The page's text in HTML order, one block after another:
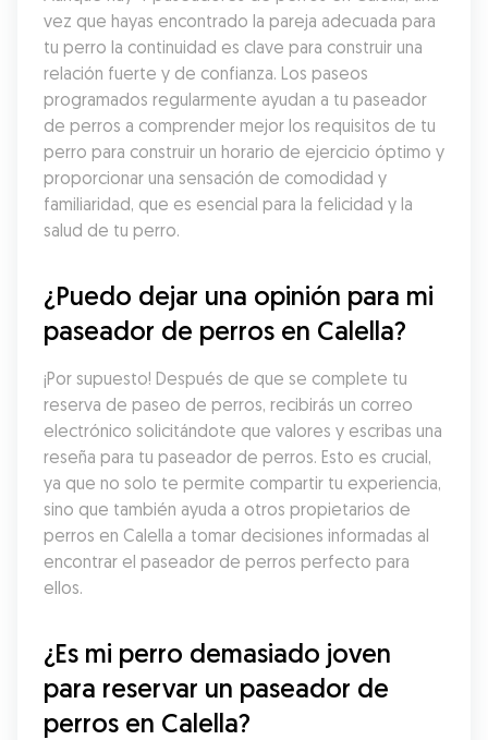
vez que hayas encontrado la pareja adecuada para
tu perro la continuidad es clave para construir una
relación fuerte y de confianza. Los paseos
programados regularmente ayudan a tu paseador
de perros a comprender mejor los requisitos de tu
perro para construir un horario de ejercicio óptimo y
proporcionar una sensación de comodidad y
familiaridad, que es esencial para la felicidad y la
salud de tu perro.
¿Puedo dejar una opinión para mi
paseador de perros en Calella?
¡Por supuesto! Después de que se complete tu
reserva de paseo de perros, recibirás un correo
electrónico solicitándote que valores y escribas una
reseña para tu paseador de perros. Esto es crucial,
ya que no solo te permite compartir tu experiencia,
sino que también ayuda a otros propietarios de
perros en Calella a tomar decisiones informadas al
encontrar el paseador de perros perfecto para
ellos.
¿Es mi perro demasiado joven
para reservar un paseador de
perros en Calella?